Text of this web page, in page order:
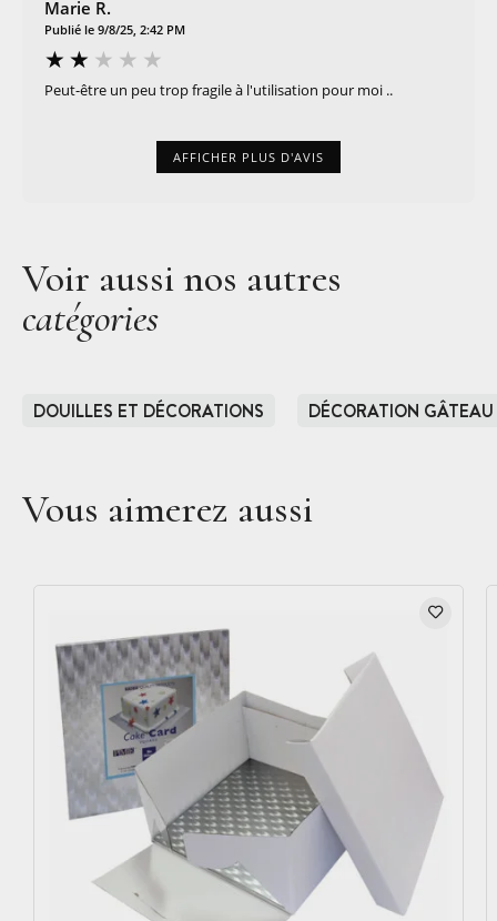
Marie R.
Publié le 9/8/25, 2:42 PM
Peut-être un peu trop fragile à l'utilisation pour moi ..
AFFICHER PLUS D'AVIS
Voir aussi nos autres
catégories
DOUILLES ET DÉCORATIONS DÉCORATION GÂTEAU
Vous aimerez aussi